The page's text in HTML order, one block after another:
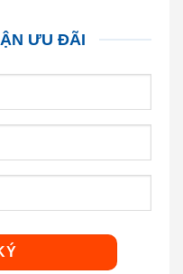
ƯU ĐÃI